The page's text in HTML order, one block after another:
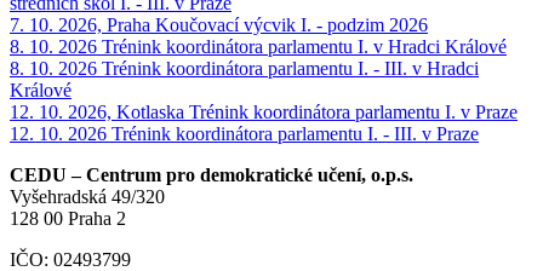
7. 10. 2026, Praha Koučovací výcvik I. - podzim 2026
8. 10. 2026 Trénink koordinátora parlamentu I. v Hradci Králové
8. 10. 2026 Trénink koordinátora parlamentu I. - III. v Hradci
Králové
12. 10. 2026, Kotlaska Trénink koordinátora parlamentu I. v Praze
12. 10. 2026 Trénink koordinátora parlamentu I. - III. v Praze
CEDU – Centrum pro demokratické učení, o.p.s.
Vyšehradská 49/320
128 00 Praha 2
IČO: 02493799